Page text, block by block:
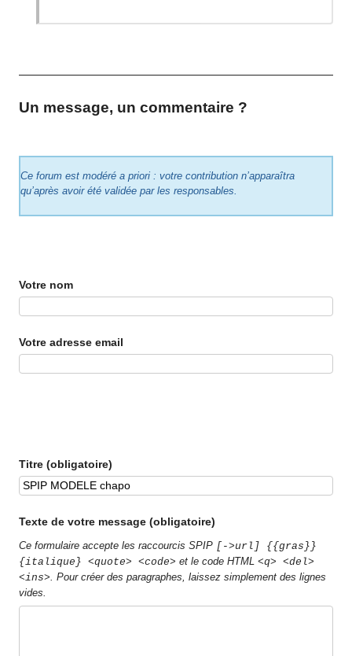
Un message, un commentaire ?
Ce forum est modéré a priori : votre contribution n’apparaîtra
qu’après avoir été validée par les responsables.
Votre nom
Votre adresse email
Titre (obligatoire)
Texte de votre message (obligatoire)
Ce formulaire accepte les raccourcis SPIP [->url] {{gras}}
{italique} <quote> <code> et le code HTML<q> <del>
<ins>. Pour créer des paragraphes, laissez simplement des lignes
vides.